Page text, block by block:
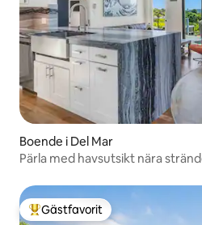
Boende i Del Mar
Pärla med havsutsikt nära
Populär gästfavorit
Gästfavorit